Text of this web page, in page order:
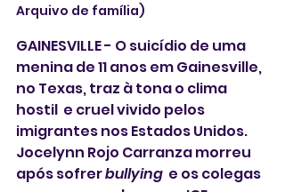
Arquivo de família)
GAINESVILLE - O suicídio de uma
menina de 11 anos em Gainesville,
no Texas, traz à tona o clima
hostil  e cruel vivido pelos
imigrantes nos Estados Unidos.
Jocelynn Rojo Carranza morreu
após sofrer bullying
  e os colegas